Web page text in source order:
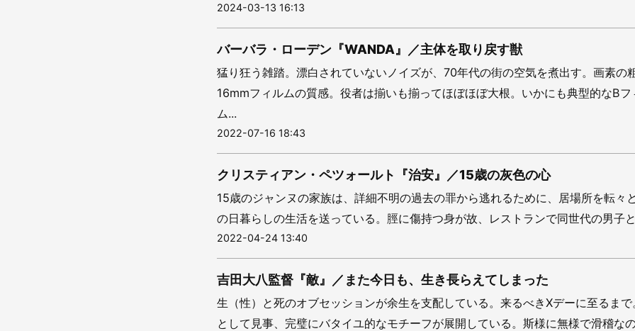
2024-03-13 16:13
バーバラ・ローデン『WANDA』／主体を取り戻す獣
猛り狂う雑踏。漂白されていないノイズが、70年代の街の空気を煮出す。画素の
16mmフィルムの質感。役者は揃いも揃ってほぼほぼ大根。いかにも典型的なBフ
ム...
2022-07-16 18:43
クリスティアン・ペツォールト『治安』／15歳の灰色の心
15歳のジャンヌの家族は、詳細不明の過去の罪から逃れるために、居場所を転々
の日暮らしの生活を送っている。脛に傷持つ身が故、レストランで同世代の男子
2022-04-24 13:40
吉田大八監督『敵』／また今日も、生き長らえてしまった
生（性）と死のオブセッションが余生を支配している。来るべきXデーに至るま
として見事、完璧にバタイユ的なモチーフが展開している。斯様に無様で滑稽な